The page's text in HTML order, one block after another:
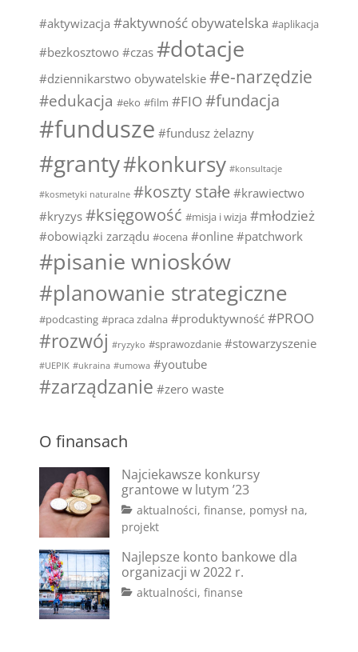
#aktywizacja #aktywność obywatelska #aplikacja
#bezkosztowo #czas #dotacje
#dziennikarstwo obywatelskie #e-narzędzie
#edukacja #eko #film #FIO #fundacja
#fundusze #fundusz żelazny
#granty#konkursy #konsultacje
#kosmetyki naturalne #koszty stałe #krawiectwo
#kryzys #księgowość #misja i wizja #młodzież
#obowiązki zarządu #ocena #online #patchwork
#pisanie wniosków
#planowanie strategiczne
#podcasting #praca zdalna #produktywność #PROO
#rozwój #ryzyko #sprawozdanie #stowarzyszenie
#UEPIK #ukraina #umowa #youtube
#zarządzanie #zero waste
O finansach
Najciekawsze konkursy
grantowe w lutym ’23
Categories
aktualności, finanse, pomysł na,
projekt
#fundusze,
#granty,
#konkursy,
lutego
2023
Najlepsze konto bankowe dla
organizacji w 2022 r.
Categories
aktualności, finanse